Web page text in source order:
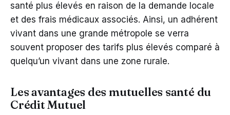
santé plus élevés en raison de la demande locale
et des frais médicaux associés. Ainsi, un adhérent
vivant dans une grande métropole se verra
souvent proposer des tarifs plus élevés comparé à
quelqu’un vivant dans une zone rurale.
Les avantages des mutuelles santé du
Crédit Mutuel